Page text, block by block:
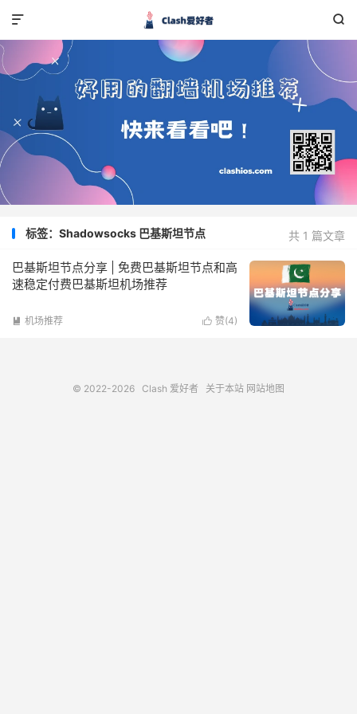


共 1 篇文章
标签：Shadowsocks 巴基斯坦节点
巴基斯坦节点分享 | 免费巴基斯坦节点和高
速稳定付费巴基斯坦机场推荐
 赞(4)
 机场推荐
© 2022-2026 Clash 爱好者 关于本站 网站地图